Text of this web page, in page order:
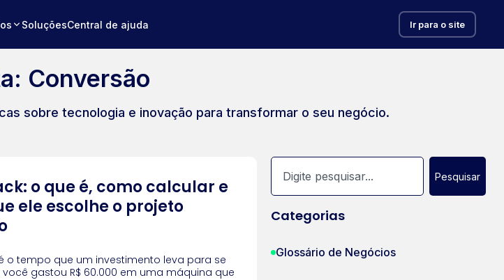
SoluçõesCentral de ajuda Ir para o site
Conversão
sobre tecnologia e inovação para transformar o seu negócio.
o que é, como calcular e
ele escolhe o projeto
o tempo que um investimento leva para se
você gastou R$ 60.000 em uma máquina que
Pesquisar
Categorias
Glossário de Negócios